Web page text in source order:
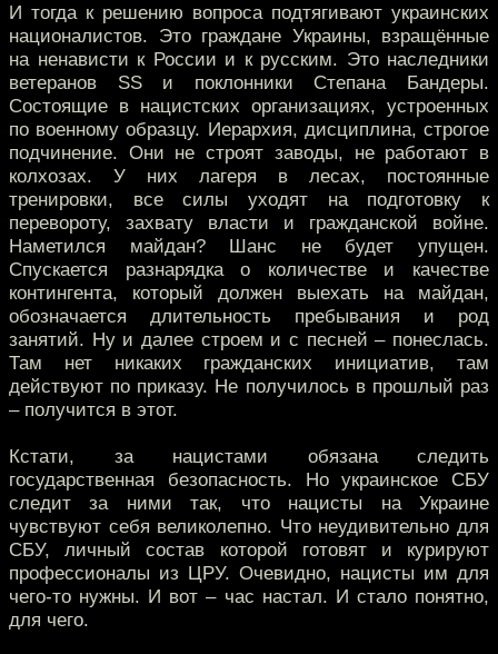
И тогда к решению вопроса подтягивают украинских
националистов. Это граждане Украины, взращённые
на ненависти к России и к русским. Это наследники
ветеранов SS и поклонники Степана Бандеры.
Состоящие в нацистских организациях, устроенных
по военному образцу. Иерархия, дисциплина, строгое
подчинение. Они не строят заводы, не работают в
колхозах. У них лагеря в лесах, постоянные
тренировки, все силы уходят на подготовку к
перевороту, захвату власти и гражданской войне.
Наметился майдан? Шанс не будет упущен.
Спускается разнарядка о количестве и качестве
контингента, который должен выехать на майдан,
обозначается длительность пребывания и род
занятий. Ну и далее строем и с песней – понеслась.
Там нет никаких гражданских инициатив, там
действуют по приказу. Не получилось в прошлый раз
– получится в этот.
Кстати, за нацистами обязана следить
государственная безопасность. Но украинское СБУ
следит за ними так, что нацисты на Украине
чувствуют себя великолепно. Что неудивительно для
СБУ, личный состав которой готовят и курируют
профессионалы из ЦРУ. Очевидно, нацисты им для
чего-то нужны. И вот – час настал. И стало понятно,
для чего.